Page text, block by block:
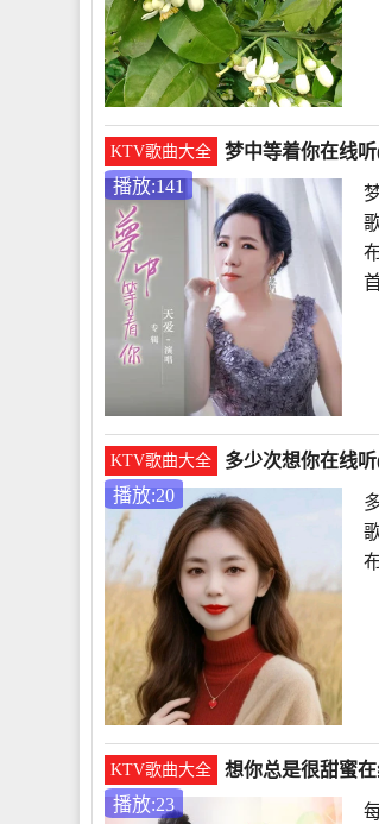
KTV歌曲大全
梦中等着你在线
播放:141
KTV歌曲大全
多少次想你在线
播放:20
KTV歌曲大全
想你总是很甜蜜
播放:23